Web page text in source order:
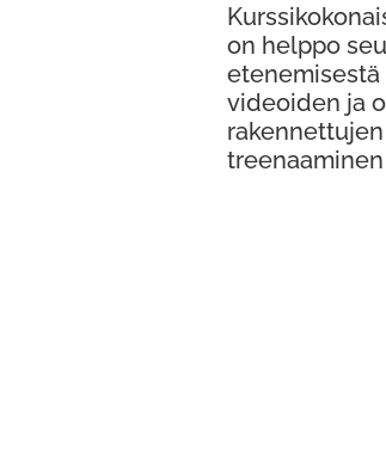
on helppo
videoiden ja